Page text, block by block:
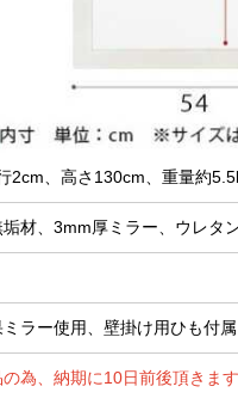
2cm、高さ130cm、重量約
材、3mm厚ミラー、ウレタ
ラー使用、壁掛け用ひも付属
為、納期に10日前後頂きま